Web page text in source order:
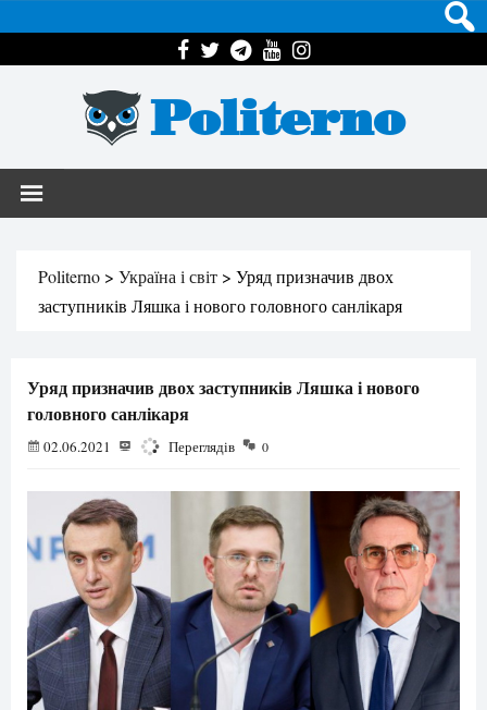
Politerno
Politerno > Україна і світ > Уряд призначив двох
заступників Ляшка і нового головного санлікаря
Уряд призначив двох заступників Ляшка і нового
головного санлікаря
02.06.2021 1709 Переглядів 0